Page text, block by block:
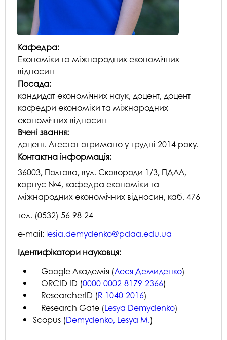
Кафедра:
Економіки та міжнародних економічних
відносин
Посада:
кандидат економічних наук, доцент, доцент
кафедри економіки та міжнародних
економічних відносин
Вчені звання:
доцент. Атестат отримано у грудні 2014 року.
Контактна інформація:
36003, Полтава, вул. Сковороди 1/3, ПДАА,
корпус №4, кафедра економіки та
міжнародних економічних відносин, каб. 476
тел. (0532) 56-98-24
e-mail: lesia.demydenko@pdaa.edu.ua
Ідентифікатори науковця:
Google Академія (Леся Демиденко)
ORCID ID (0000-0002-8179-2366)
ResearcherID (R-1040-2016)
Research Gate (Lesya Demydenko)
Scopus (Demydenko, Lesya M.)